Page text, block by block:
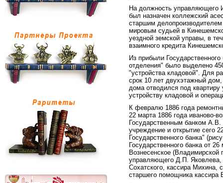
На должность управляющего
был назначен коллежский
старшим
мировым судьей в
уездной земской управы, в
взаимного кредита
Из прибыли
отделения" было выделено
"устройства кладовой". Для
срок 10 лет двухэтажный
дома отводился под
устройству кладовой и
К февралю 1886 года
22 марта 1886 года иваново-
Государственным банком
учреждение и открытие сего
Государственного банка"
Государственного банка от
Вознесенское (Владимирской
управляющего Д.П. Яковлева,
Сохатского, кассира Михина,
старшего помощника кассира